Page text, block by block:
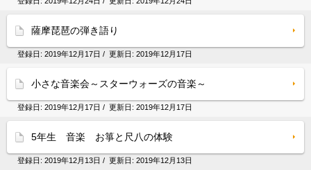
薩摩琵琶の弾き語り
登録日: 2019年12月17日 / 更新日: 2019年12月17日
小さな音楽会～スターウォーズの音楽～
登録日: 2019年12月17日 / 更新日: 2019年12月17日
5年生 音楽 お箏と尺八の体験
登録日: 2019年12月13日 / 更新日: 2019年12月13日